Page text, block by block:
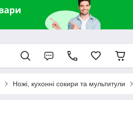
Ножі, кухонні сокири та мультитули